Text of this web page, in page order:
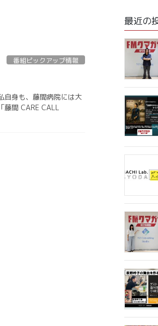
番組ピックアップ情報
自身も、藤間病院には大
間 CARE CALL
最近の